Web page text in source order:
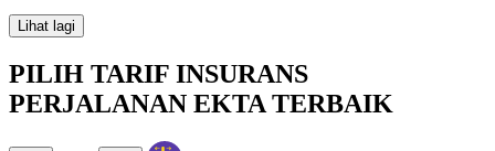
Lihat lagi
PILIH TARIF INSURANS
PERJALANAN EKTA TERBAIK